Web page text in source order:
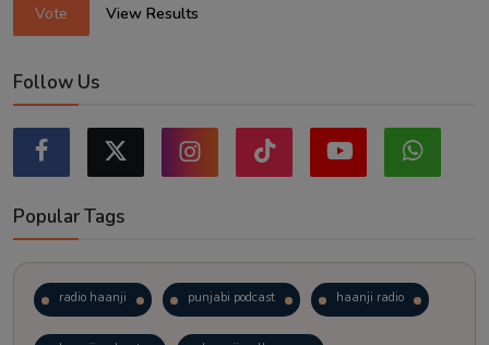
Vote View Results
Follow Us
Popular Tags
radio haanji punjabi podcast haanji radio